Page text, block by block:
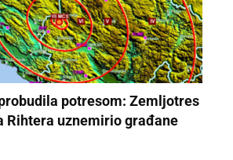
potresom: Zemljotres
Rihtera uznemirio građane